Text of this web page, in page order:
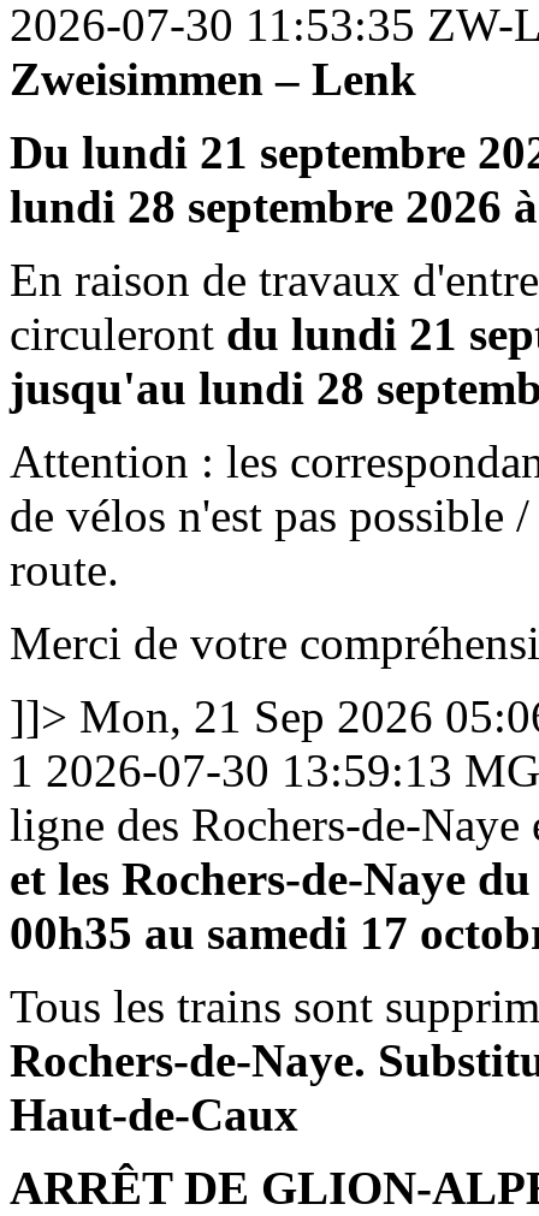
2026-07-30 11:53:35 ZW-
Zweisimmen – Lenk
Du lundi 21 septembre
lundi 28 septembre 2026
En raison de travaux
circuleront du lundi 21
jusqu'au lundi 28
Attention : les
de vélos n'est pas possible
route.
Merci de votre
]]> Mon, 21 Sep 2026
1 2026-07-30 13:59:13
ligne des Rochers-de-
et les Rochers-de-Naye
00h35 au samedi 17
Tous les trains sont
Rochers-de-Naye.
Haut-de-Caux
ARRÊT DE GLION-